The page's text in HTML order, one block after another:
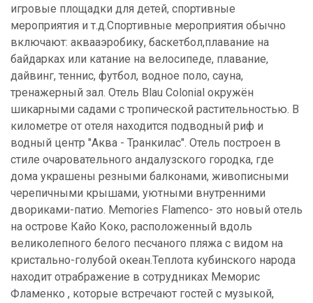
игровые площадки для детей, спортивные
мероприятия и т.д.Спортивные мероприятия обычно
включают: аквааэробику, баскетбол,плавание на
байдарках или катание на велосипеде, плавание,
дайвинг, теннис, футбол, водное поло, сауна,
тренажерный зал. Отель Blau Colonial окружён
шикарными садами с тропической растительностью. В
километре от отеля находится подводный риф и
водный центр "Аква - Транкилас". Отель построен в
стиле очаровательного андалузского городка, где
дома украшены резными балконами, живописными
черепичными крышами, уютными внутренними
двориками-патио. Memories Flamenco- это новый отель
на острове Кайо Коко, расположенный вдоль
великолепного белого песчаного пляжа с видом на
кристально-голубой океан.Теплота кубинского народа
находит отрабражение в сотрудниках Меморис
Фламенко , которые встречают гостей с музыкой,